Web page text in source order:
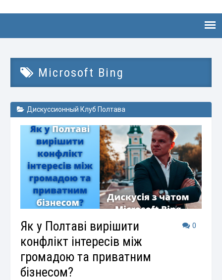
Microsoft Bing
Дискуссионный Клуб Полтава
0
Як у Полтаві вирішити
конфлікт інтересів між
громадою та приватним
бізнесом?